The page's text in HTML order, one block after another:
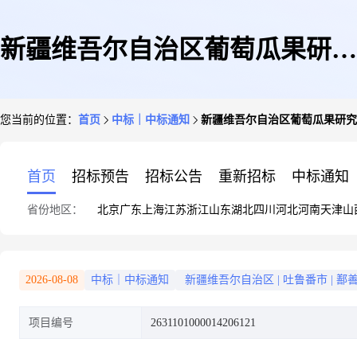
新疆维吾尔自治区葡萄瓜果研究
您当前的位置： 首页 中标｜中标通知 新疆维吾尔自治区葡萄瓜果研
首页 招标预告 招标公告 重新招标 中标通知
省份地区： 北京广东 上海江苏浙江山东湖北四川 河北河南天津山
2026-08-08 中标｜中标通知 新疆维吾尔自治区 吐鲁番市 鄯
项目编号 2631101000014206121